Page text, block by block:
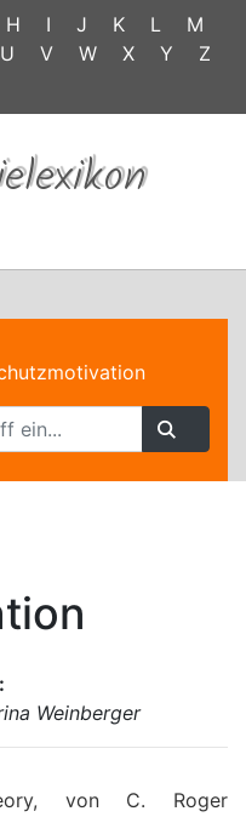
H I J K L
M
U V W X Y Z
Weinberger
von C. Roger